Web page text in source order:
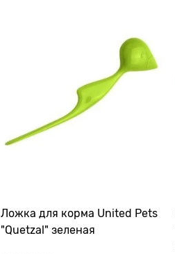
Ложка для корма United Pets
"Quetzal" зеленая